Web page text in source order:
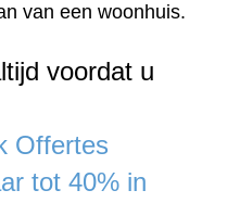
van een woonhuis.
voordat u
Offertes
tot 40% in